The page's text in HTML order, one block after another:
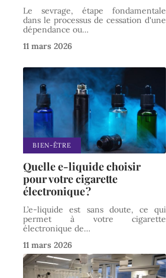
Le sevrage, étape fondamentale
dans le processus de cessation d'une
dépendance ou…
11 mars 2026
BIEN-ÊTRE
Quelle e-liquide choisir
pour votre cigarette
électronique ?
L’e-liquide est sans doute, ce qui
permet à votre cigarette
électronique de…
11 mars 2026